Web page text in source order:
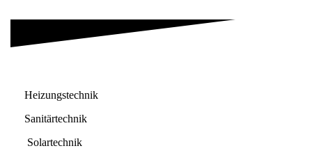
Heizungstechnik
Sanitärtechnik
Solartechnik